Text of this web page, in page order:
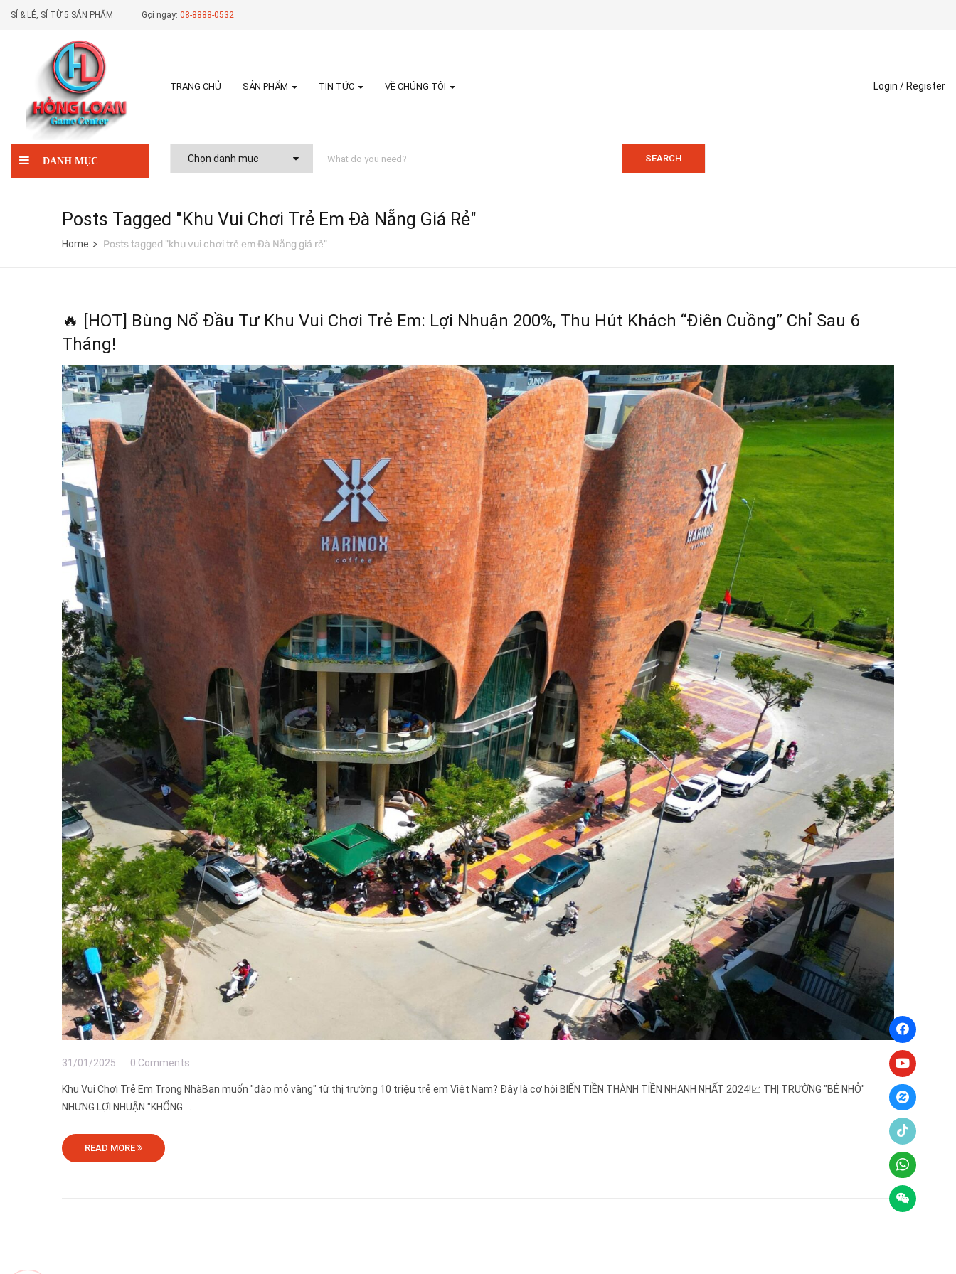
SỈ & LẺ, SỈ TỪ 5 SẢN PHẨM Gọi ngay: 08-8888-0532
TRANG CHỦ SẢN PHẨM TIN TỨC VỀ CHÚNG TÔI Login / Register
DANH MỤC SEARCH
Posts Tagged "khu Vui Chơi Trẻ Em Đà Nẵng Giá Rẻ"
Home Posts tagged "khu vui chơi trẻ em Đà Nẵng giá rẻ"
🔥 [HOT] Bùng Nổ Đầu Tư Khu Vui Chơi Trẻ Em: Lợi Nhuận 200%, Thu Hút Khách “Điên Cuồng” Chỉ Sau 6
Tháng!
31/01/2025 0 Comments
Khu Vui Chơi Trẻ Em Trong NhàBạn muốn "đào mỏ vàng" từ thị trường 10 triệu trẻ em Việt Nam? Đây là cơ hội BIẾN TIỀN THÀNH TIỀN NHANH NHẤT 2024!📈 THỊ TRƯỜNG "BÉ NHỎ"
NHƯNG LỢI NHUẬN "KHỔNG ...
READ MORE